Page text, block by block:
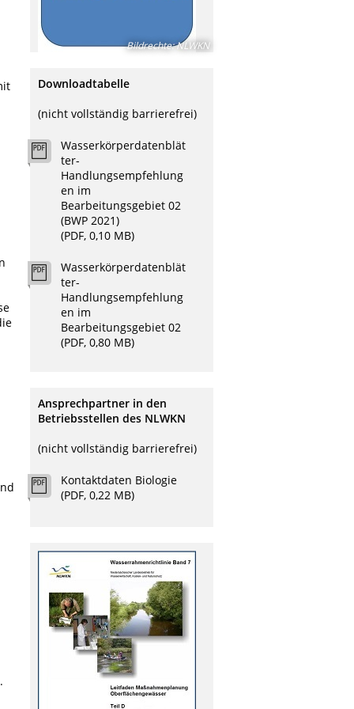
Bildrechte:NLWKN
Downloadtabelle
(nicht vollständig barrierefrei)
Wasserkörperdatenblät
ter-
Handlungsempfehlung
en im
Bearbeitungsgebiet 02
(BWP 2021)
(PDF, 0,10 MB)
Wasserkörperdatenblät
ter-
Handlungsempfehlung
en im
Bearbeitungsgebiet 02
(PDF, 0,80 MB)
Ansprechpartner in den
Betriebsstellen des NLWKN
(nicht vollständig barrierefrei)
Kontaktdaten Biologie
(PDF, 0,22 MB)